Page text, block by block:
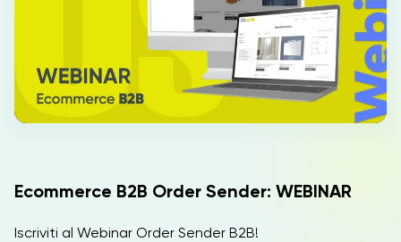
Ecommerce B2B Order Sender: WEBINAR
Iscriviti al Webinar Order Sender B2B!